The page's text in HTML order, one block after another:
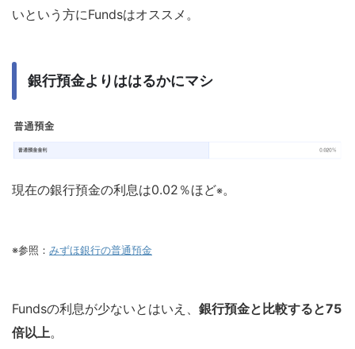
いという方にFundsはオススメ。
銀行預金よりははるかにマシ
現在の銀行預金の利息は0.02％ほど※。
※参照 ： みずほ銀行の普通預金
Fundsの利息が少ないとはいえ、 銀行預金と比較すると75
倍以上。